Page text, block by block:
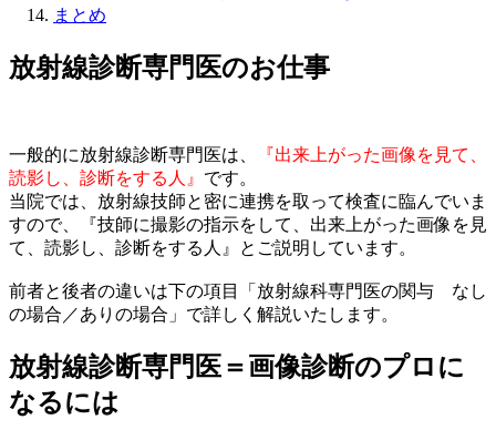
まとめ
放射線診断専門医のお仕事
一般的に放射線診断専門医は、
『出来上がった画像を見て、
読影し、診断をする人』 です。
当院では、放射線技師と密に連携を取って検査に臨んでいま
すので、『技師に撮影の指示をして、出来上がった画像を見
て、読影し、診断をする人』とご説明しています。
前者と後者の違いは下の項目「放射線科専門医の関与 なし
の場合／ありの場合」で詳しく解説いたします。
放射線診断専門医＝画像診断のプロに
なるには